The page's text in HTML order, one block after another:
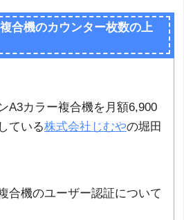
合機のカウンター枚数の上
A3カラー複合機を月額6,900
ている株式会社じむやの堀田
合機のユーザー認証について